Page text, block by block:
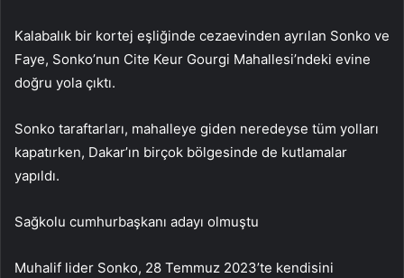
Kalabalık bir kortej eşliğinde cezaevinden ayrılan Sonko ve
Faye, Sonko’nun Cite Keur Gourgi Mahallesi’ndeki evine
doğru yola çıktı.
Sonko taraftarları, mahalleye giden neredeyse tüm yolları
kapatırken, Dakar’ın birçok bölgesinde de kutlamalar
yapıldı.
Sağkolu cumhurbaşkanı adayı olmuştu
Muhalif lider Sonko, 28 Temmuz 2023’te kendisini